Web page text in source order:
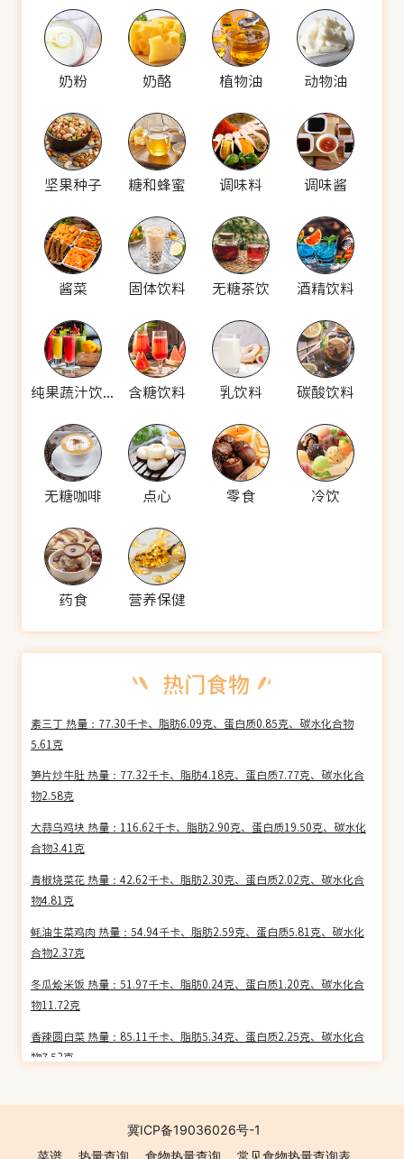
奶粉 奶酪 植物油 动物油
坚果种子 糖和蜂蜜 调味料 调味酱
酱菜 固体饮料 无糖茶饮 酒精饮料
纯果蔬汁饮料 含糖饮料 乳饮料 碳酸饮料
无糖咖啡 点心 零食 冷饮
药食 营养保健
素三丁 热量：77.30千卡、脂肪6.09克、蛋白质0.85克、碳水化合物
5.61克
笋片炒牛肚 热量：77.32千卡、脂肪4.18克、蛋白质7.77克、碳水化合
物2.58克
大蒜乌鸡块 热量：116.62千卡、脂肪2.90克、蛋白质19.50克、碳水化
合物3.41克
青椒烧菜花 热量：42.62千卡、脂肪2.30克、蛋白质2.02克、碳水化合
物4.81克
蚝油生菜鸡肉 热量：54.94千卡、脂肪2.59克、蛋白质5.81克、碳水化
合物2.37克
冬瓜烩米饭 热量：51.97千卡、脂肪0.24克、蛋白质1.20克、碳水化合
物11.72克
香辣圆白菜 热量：85.11千卡、脂肪5.34克、蛋白质2.25克、碳水化合
物7.53克
物9.20克
春笋炒鱼 热量：142.75千卡、脂肪7.62克、蛋白质12.42克、碳水化合
冀ICP备19036026号-1